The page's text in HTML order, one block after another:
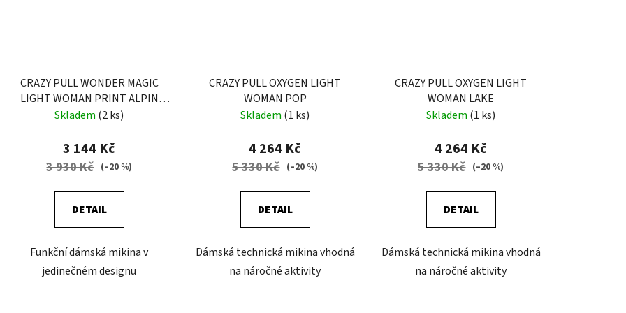
CRAZY PULL WONDER MAGIC
LIGHT WOMAN PRINT ALPIN
FLOWER
Skladem (2 ks)
3 144 Kč
3 930 Kč (–20 %)
DETAIL
Funkční dámská mikina v
jedinečném designu
CRAZY PULL OXYGEN LIGHT
WOMAN POP
Skladem (1 ks)
4 264 Kč
5 330 Kč (–20 %)
DETAIL
Dámská technická mikina vhodná
na náročné aktivity
CRAZY PULL OXYGEN LIGHT
WOMAN LAKE
Skladem (1 ks)
4 264 Kč
5 330 Kč (–20 %)
DETAIL
Dámská technická mikina vhodná
na náročné aktivity